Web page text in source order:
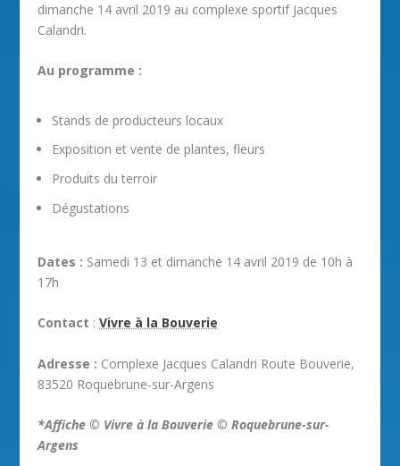
dimanche 14 avril 2019 au complexe sportif Jacques
Calandri.
Au programme :
Stands de producteurs locaux
Exposition et vente de plantes, fleurs
Produits du terroir
Dégustations
Dates : Samedi 13 et dimanche 14 avril 2019 de 10h à
17h
Contact :Vivre à la Bouverie
Adresse : Complexe Jacques Calandri Route Bouverie,
83520 Roquebrune-sur-Argens
*Affiche © Vivre à la Bouverie © Roquebrune-sur-
Argens